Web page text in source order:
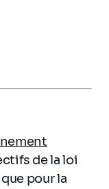
de la loi
pour la